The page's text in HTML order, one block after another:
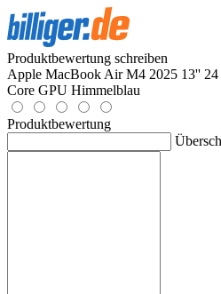
Produktbewertung schreiben
Apple MacBook Air M4 2025 13''
Core GPU Himmelblau
Produktbewertung